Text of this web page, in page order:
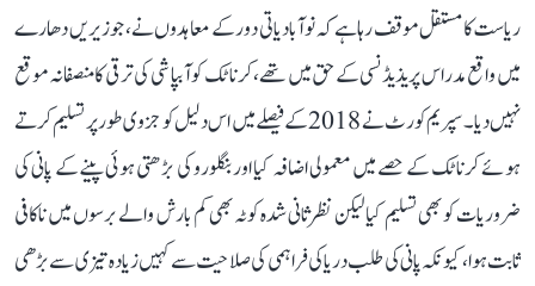
ریاست کا مستقل موقف رہا ہے کہ نوآبادیاتی دور کے معاہدوں نے، جو زیریں دھارے
میں واقع مدراس پریذیڈنسی کے حق میں تھے، کرناٹک کو آبپاشی کی ترقی کا منصفانہ موقع
نہیں دیا۔ سپریم کورٹ نے 2018 کے فیصلے میں اس دلیل کو جزوی طور پر تسلیم کرتے
ہوئے کرناٹک کے حصے میں معمولی اضافہ کیا اور بنگلورو کی بڑھتی ہوئی پینے کے پانی کی
ضروریات کو بھی تسلیم کیا لیکن نظرثانی شدہ کوٹہ بھی کم بارش والے برسوں میں ناکافی
ثابت ہوا، کیونکہ پانی کی طلب دریا کی فراہمی کی صلاحیت سے کہیں زیادہ تیزی سے بڑھی